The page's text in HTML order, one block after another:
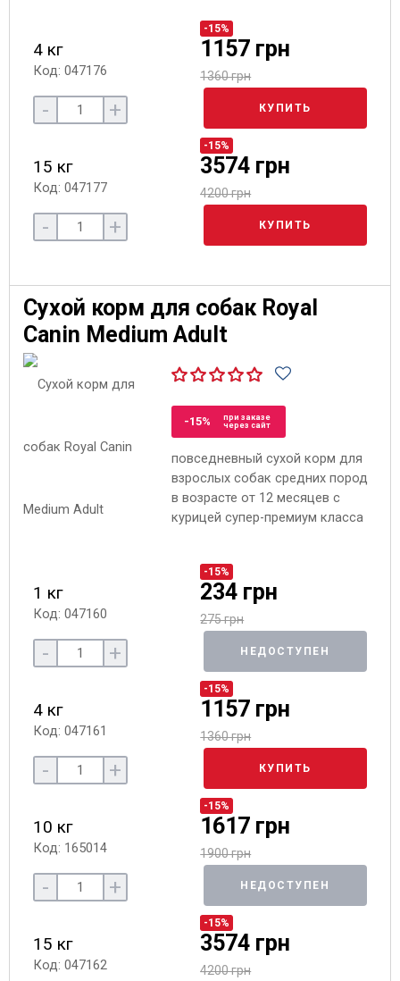
4 кг
Код: 047176
-15%
1157 грн
1360 грн
- + КУПИТЬ
15 кг
Код: 047177
-15%
3574 грн
4200 грн
- + КУПИТЬ
Сухой корм для собак Royal
Canin Medium Adult
-15%
при заказе
через сайт
повседневный сухой корм для
взрослых собак средних пород
в возрасте от 12 месяцев с
курицей супер-премиум класса
1 кг
Код: 047160
-15%
234 грн
275 грн
- + НЕДОСТУПЕН
4 кг
Код: 047161
-15%
1157 грн
1360 грн
- + КУПИТЬ
10 кг
Код: 165014
-15%
1617 грн
1900 грн
- + НЕДОСТУПЕН
15 кг
Код: 047162
-15%
3574 грн
4200 грн